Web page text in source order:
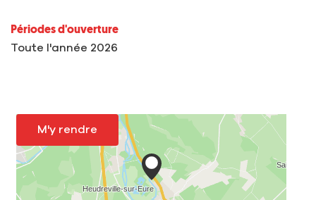
Périodes d'ouverture
Toute l'année 2026
M'y rendre